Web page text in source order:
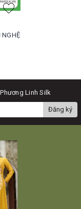
NGHỆ
Linh Silk
Đăng ký